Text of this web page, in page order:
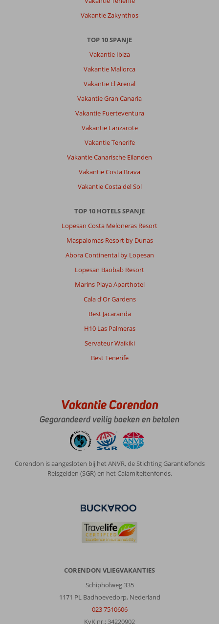
Vakantie Zakynthos
TOP 10 SPANJE
Vakantie Ibiza
Vakantie Mallorca
Vakantie El Arenal
Vakantie Gran Canaria
Vakantie Fuerteventura
Vakantie Lanzarote
Vakantie Tenerife
Vakantie Canarische Eilanden
Vakantie Costa Brava
Vakantie Costa del Sol
TOP 10 HOTELS SPANJE
Lopesan Costa Meloneras Resort
Maspalomas Resort by Dunas
Abora Continental by Lopesan
Lopesan Baobab Resort
Marins Playa Aparthotel
Cala d'Or Gardens
Best Jacaranda
H10 Las Palmeras
Servateur Waikiki
Best Tenerife
Vakantie Corendon
Gegarandeerd veilig boeken en betalen
Corendon is aangesloten bij het ANVR, de Stichting Garantiefonds
Reisgelden (SGR) en het Calamiteitenfonds.
CORENDON VLIEGVAKANTIES
Schipholweg 335
1171 PL Badhoevedorp, Nederland
023 7510606
KvK nr.: 34220902